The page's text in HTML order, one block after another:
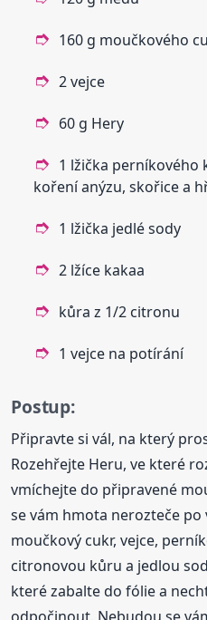
160 g moučkového
2 vejce
60 g Hery
1 lžička perníkového
koření anýzu, skořice a
1 lžička jedlé sody
2 lžíce kakaa
kůra z 1/2 citronu
1 vejce na potírání
Postup:
Připravte si vál, na který
Rozehřejte Heru, ve které
vmíchejte do připravené
se vám hmota nerozteče
moučkový cukr, vejce,
citronovou kůru a jedlou
které zabalte do fólie a